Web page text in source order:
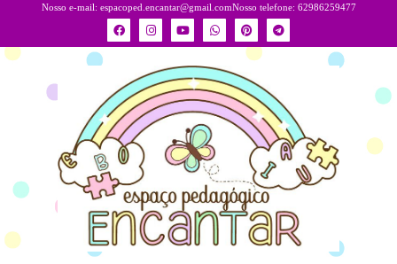
Nosso e-mail: espacoped.encantar@gmail.comNosso telefone: 62986259477